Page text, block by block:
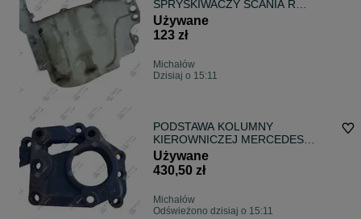
SPRYSKIWACZY SCANIA R
1854255
Używane
123 zł
Michałów
Dzisiaj o 15:11
PODSTAWA KOLUMNY
KIEROWNICZEJ MERCEDES
ACTROS MP4
Używane
430,50 zł
Michałów
Odświeżono dzisiaj o 15:11